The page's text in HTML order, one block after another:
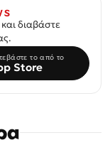
διαβάστε
το από το
Store